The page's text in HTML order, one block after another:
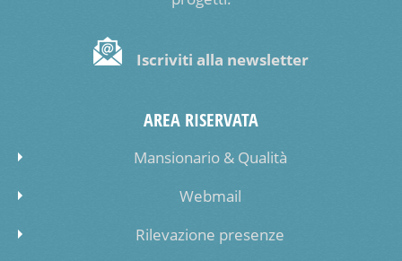
Iscriviti alla newsletter
AREA RISERVATA
Mansionario & Qualità
Webmail
Rilevazione presenze